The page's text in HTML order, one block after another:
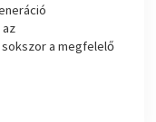
a megfelelő